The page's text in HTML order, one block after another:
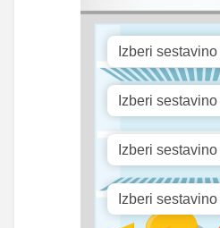
292.46
iu
386.2 iu
0 mg
0 mg
2.04 mg
2.7 mg